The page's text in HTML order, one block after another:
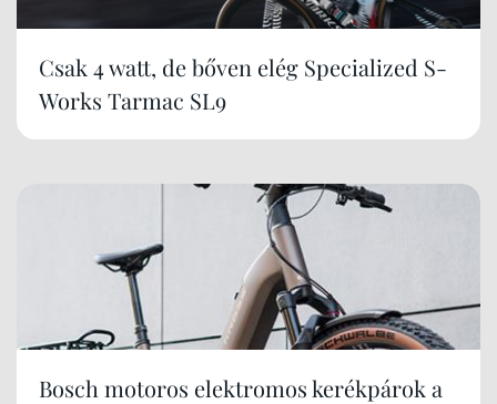
Csak 4 watt, de bőven elég Specialized S-
Works Tarmac SL9
Bosch motoros elektromos kerékpárok a